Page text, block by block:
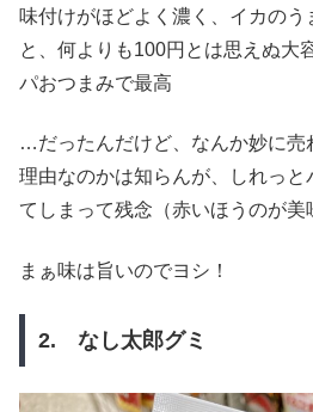
味付けがほどよく濃く、イカの
と、何よりも100円とは思えぬ大
パおつまみで最高
…だったんだけど、なんか妙に売
理由なのかは知らんが、しれっと
てしまって残念（赤いほうのが美
まぁ味は旨いのでヨシ！
2. なし太郎グミ